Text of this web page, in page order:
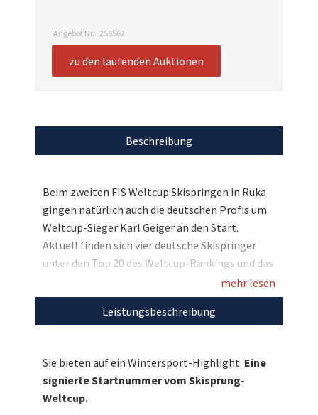
Angebot Nr.: 259562
zu den laufenden Auktionen
Beschreibung
Beim zweiten FIS Weltcup Skispringen in Ruka
gingen natürlich auch die deutschen Profis um
Weltcup-Sieger Karl Geiger an den Start.
Aktuell finden sich vier deutsche Skispringer
unter den Top 20 des Weltcup-Rankings und das
Rennen um den Gesamtsieg ist noch längst
nicht entschieden. Hier bei uns haben alle
Skisprung-Fans nun die Gelegenheit, ein tolles
Ruka, die von den deutschen Stars Pius Paschke,
Karl Geiger, Andi Wellinger, Markus Eisenbichler
und Stephan Leyhe unterschrieben wurde.
mehr lesen
Leistungsbeschreibung
Sie bieten auf ein Wintersport-Highlight: Eine
signierte Startnummer vom Skisprung-
Weltcup.